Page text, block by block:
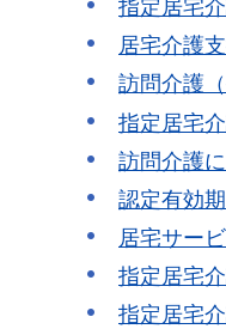
指定居宅
居宅介護
訪問介護
指定居宅
訪問介護
認定有効
居宅サー
指定居宅
指定居宅